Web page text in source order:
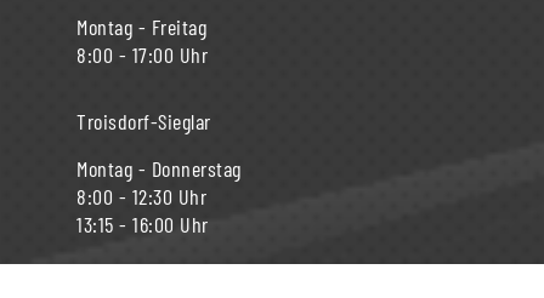
Montag - Freitag
8:00 - 17:00 Uhr
Troisdorf-Sieglar
Montag - Donnerstag
8:00 - 12:30 Uhr
13:15 - 16:00 Uhr
Freitag